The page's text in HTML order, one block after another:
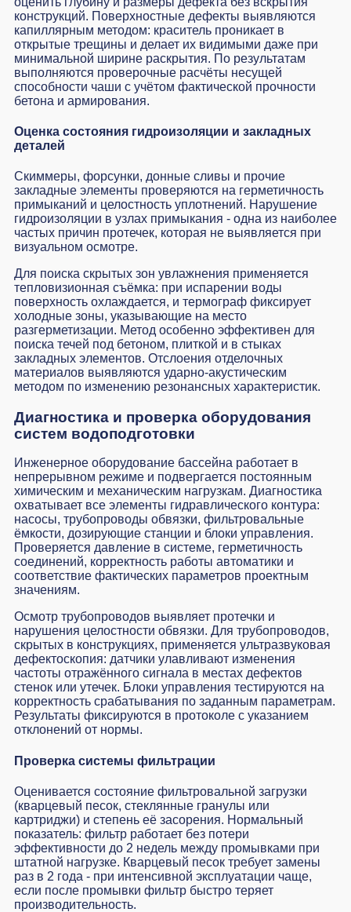
конструкций. Поверхностные дефекты выявляются
капиллярным методом: краситель проникает в
открытые трещины и делает их видимыми даже при
минимальной ширине раскрытия. По результатам
выполняются проверочные расчёты несущей
способности чаши с учётом фактической прочности
бетона и армирования.
Оценка состояния гидроизоляции и закладных
деталей
Скиммеры, форсунки, донные сливы и прочие
закладные элементы проверяются на герметичность
примыканий и целостность уплотнений. Нарушение
гидроизоляции в узлах примыкания - одна из наиболее
частых причин протечек, которая не выявляется при
визуальном осмотре.
Для поиска скрытых зон увлажнения применяется
тепловизионная съёмка: при испарении воды
поверхность охлаждается, и термограф фиксирует
холодные зоны, указывающие на место
разгерметизации. Метод особенно эффективен для
поиска течей под бетоном, плиткой и в стыках
закладных элементов. Отслоения отделочных
материалов выявляются ударно-акустическим
методом по изменению резонансных характеристик.
Диагностика и проверка оборудования
систем водоподготовки
Инженерное оборудование бассейна работает в
непрерывном режиме и подвергается постоянным
химическим и механическим нагрузкам. Диагностика
охватывает все элементы гидравлического контура:
насосы, трубопроводы обвязки, фильтровальные
ёмкости, дозирующие станции и блоки управления.
Проверяется давление в системе, герметичность
соединений, корректность работы автоматики и
соответствие фактических параметров проектным
значениям.
Осмотр трубопроводов выявляет протечки и
нарушения целостности обвязки. Для трубопроводов,
скрытых в конструкциях, применяется ультразвуковая
дефектоскопия: датчики улавливают изменения
частоты отражённого сигнала в местах дефектов
стенок или утечек. Блоки управления тестируются на
корректность срабатывания по заданным параметрам.
Результаты фиксируются в протоколе с указанием
отклонений от нормы.
Проверка системы фильтрации
Оценивается состояние фильтровальной загрузки
(кварцевый песок, стеклянные гранулы или
картриджи) и степень её засорения. Нормальный
показатель: фильтр работает без потери
эффективности до 2 недель между промывками при
штатной нагрузке. Кварцевый песок требует замены
раз в 2 года - при интенсивной эксплуатации чаще,
если после промывки фильтр быстро теряет
производительность.